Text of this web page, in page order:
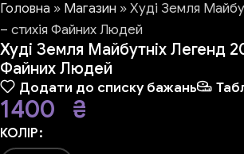
Головна » Магазин »Худі Земля
– стихія Файних Людей
Худі Земля Майбутніх Легенд
Файних Людей
Додати до списку бажань
1400 ₴
КОЛІР